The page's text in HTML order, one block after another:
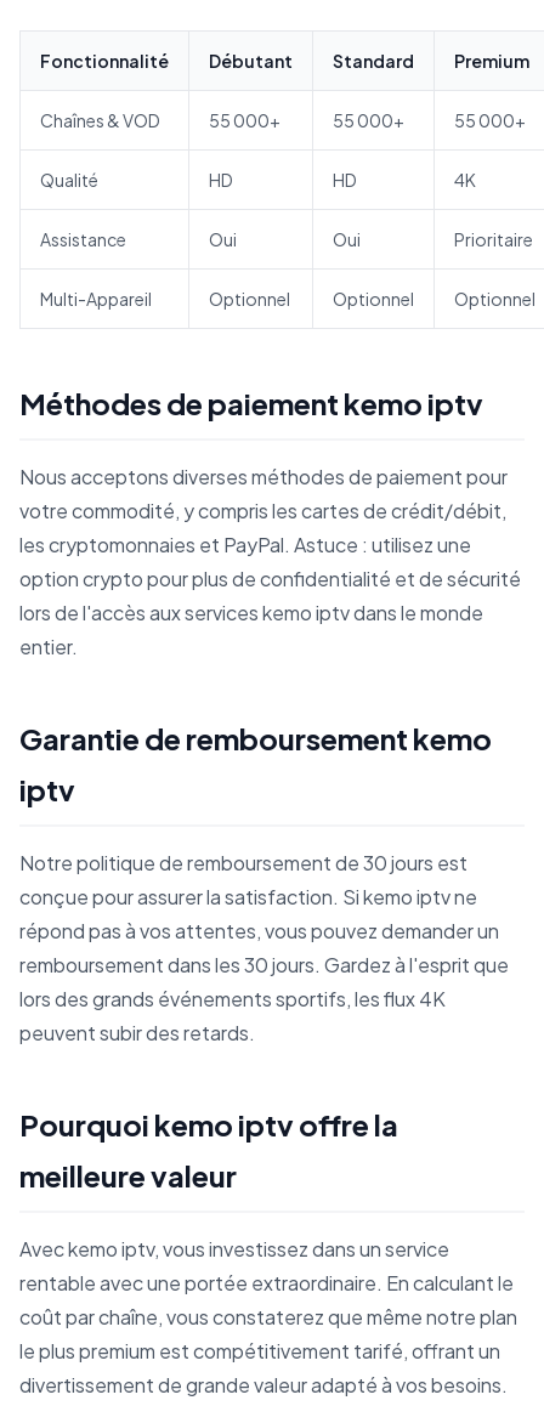
Fonctionnalité Débutant Standard Premium
Chaînes & VOD 55 000+ 55 000+ 55 000+
Qualité HD HD 4K
Assistance Oui Oui Prioritaire
Multi-Appareil Optionnel Optionnel Optionnel
Méthodes de paiement kemo iptv
Nous acceptons diverses méthodes de paiement pour
votre commodité, y compris les cartes de crédit/débit,
les cryptomonnaies et PayPal. Astuce : utilisez une
option crypto pour plus de confidentialité et de sécurité
lors de l'accès aux services kemo iptv dans le monde
entier.
Garantie de remboursement kemo
iptv
Notre politique de remboursement de 30 jours est
conçue pour assurer la satisfaction. Si kemo iptv ne
répond pas à vos attentes, vous pouvez demander un
remboursement dans les 30 jours. Gardez à l'esprit que
lors des grands événements sportifs, les flux 4K
peuvent subir des retards.
Pourquoi kemo iptv offre la
meilleure valeur
Avec kemo iptv, vous investissez dans un service
rentable avec une portée extraordinaire. En calculant le
coût par chaîne, vous constaterez que même notre plan
le plus premium est compétitivement tarifé, offrant un
divertissement de grande valeur adapté à vos besoins.